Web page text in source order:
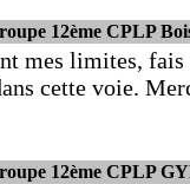
12ème CPLP
mes limites,
cette voie.
12ème CPLP